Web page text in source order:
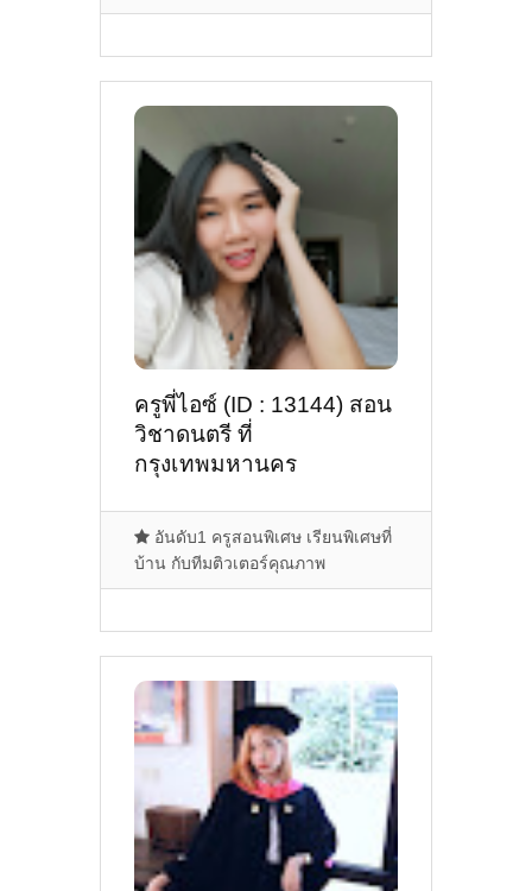
ครูพี่ไอซ์ (ID : 13144) สอน
วิชาดนตรี ที่
กรุงเทพมหานคร
อันดับ1 ครูสอนพิเศษ เรียนพิเศษที่
บ้าน กับทีมติวเตอร์คุณภาพ